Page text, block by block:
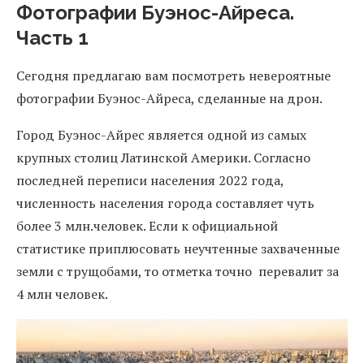
Фотографии Буэнос-Айреса.
Часть 1
Сегодня предлагаю вам посмотреть невероятные
фотографии Буэнос-Айреса, сделанные на дрон.
Город Буэнос-Айрес является одной из самых
крупных столиц Латинской Америки. Согласно
последней переписи населения 2022 года,
численность населения города составляет чуть
более 3 млн.человек. Если к официальной
статистике приплюсовать неучтенные захваченные
земли с трущобами, то отметка точно перевалит за
4 млн человек.